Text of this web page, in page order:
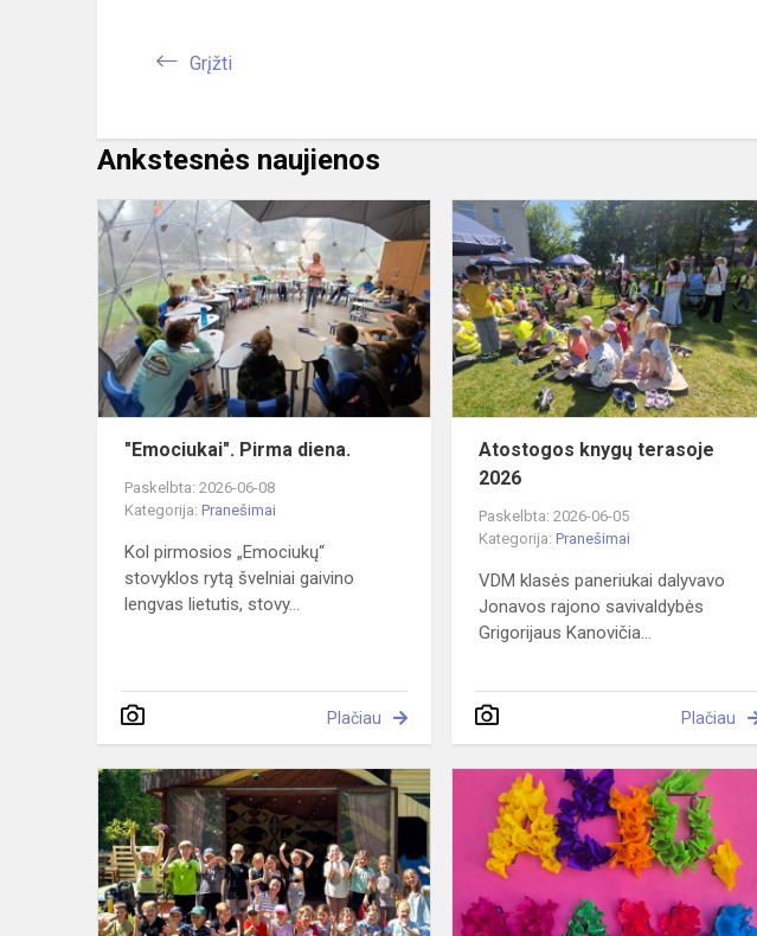
Grįžti
Ankstesnės naujienos
"Emociukai".
Pirma
diena.
"Emociukai". Pirma diena.
Paskelbta: 2026-06-08
Kategorija: Pranešimai
Kol pirmosios „Emociukų“
stovyklos rytą švelniai gaivino
lengvas lietutis, stovy...
Plačiau
Atostogos knygų terasoje
2026
Paskelbta: 2026-06-05
Kategorija:Pranešimai
VDM klasės paneriukai dalyvavo
Jonavos rajono savivaldybės
Grigorijaus Kanovičia...
Plačiau
Pirmieji
mokslo
baigti
-
vasara